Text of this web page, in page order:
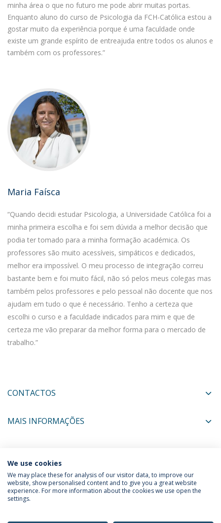
minha área o que no futuro me pode abrir muitas portas.
Enquanto aluno do curso de Psicologia da FCH-Católica estou a
gostar muito da experiência porque é uma faculdade onde
existe um grande espírito de entreajuda entre todos os alunos e
também com os professores.”
Maria Faísca
“Quando decidi estudar Psicologia, a Universidade Católica foi a
minha primeira escolha e foi sem dúvida a melhor decisão que
podia ter tomado para a minha formação académica. Os
professores são muito acessíveis, simpáticos e dedicados,
melhor era impossível. O meu processo de integração correu
bastante bem e foi muito fácil, não só pelos meus colegas mas
também pelos professores e pelo pessoal não docente que nos
ajudam em tudo o que é necessário. Tenho a certeza que
escolhi o curso e a faculdade indicados para mim e que de
certeza me vão preparar da melhor forma para o mercado de
trabalho.”
CONTACTOS
MAIS INFORMAÇÕES
COORDENADORES
Política de Privacidade
Termos & Condições
We use cookies
We may place these for analysis of our visitor data, to improve our
website, show personalised content and to give you a great website
experience. For more information about the cookies we use open the
settings.